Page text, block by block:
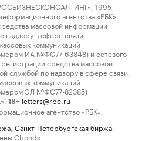
1995–
агентства «РБК»
массовой информации
в сфере связи,
коммуникаций
ИА №ФС77-63848) и сетевого
средства массовой
службой по надзору в сфере связи,
коммуникаций
ЭЛ №ФС77-82385)
18+ letters@rbc.ru
агентство «РБК».
Санкт-Петербургская биржа
Cbonds.